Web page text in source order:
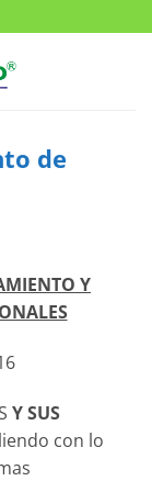
de
Y
Y SUS
con lo